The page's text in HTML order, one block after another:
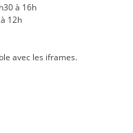
à 16h
12h
avec les iframes.